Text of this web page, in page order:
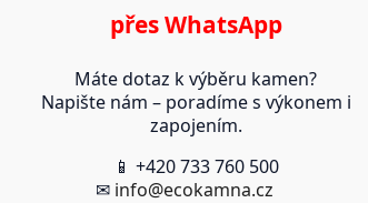
přes WhatsApp
Máte dotaz k výběru kamen?
Napište nám – poradíme s výkonem i
zapojením.
📱 +420 733 760 500
✉ info@ecokamna.cz